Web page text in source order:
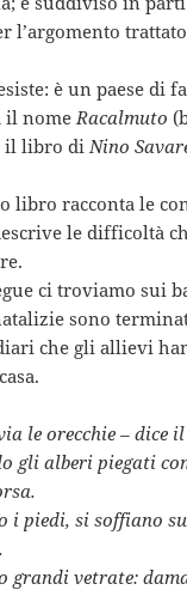
l’argomento
è un paese di
il nome Racalmuto
il libro di Nino
libro racconta le
le difficoltà
ci troviamo sui
sono
che gli allievi
le orecchie – dice
gli alberi piegati
i piedi, si soffiano
grandi vetrate: